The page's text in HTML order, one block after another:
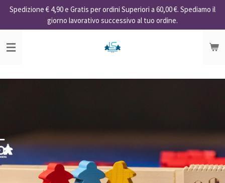
Vai
contenuto
principale
Spedizione € 4,90 e Gratis per ordini Superiori a 60,00 €. Spediamo il
giorno lavorativo successivo al tuo ordine.